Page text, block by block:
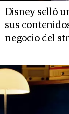
Disney selló
sus
negocio del